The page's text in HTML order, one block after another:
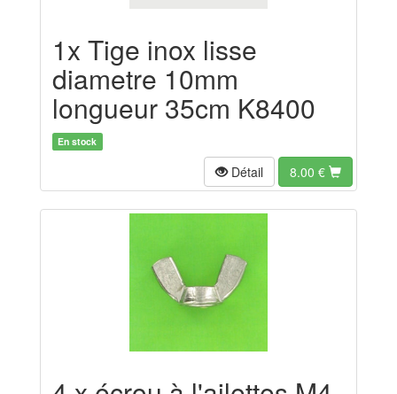
1x Tige inox lisse
diametre 10mm
longueur 35cm K8400
En stock
Détail 8.00 €